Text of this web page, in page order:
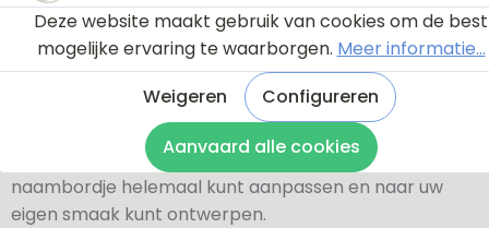
Ontwerptool
Via onderstaande knop komt u bij een instructie en
een tutorial die u een rondleiding geeft door de
ontwerptool. Hierdoor weet u precies hoe u zelf uw
naambordje helemaal kunt aanpassen en naar uw
eigen smaak kunt ontwerpen.
Deze website maakt gebruik van cookies om de best
mogelijke ervaring te waarborgen. Meer informatie...
Weigeren
Configureren
Aanvaard alle cookies